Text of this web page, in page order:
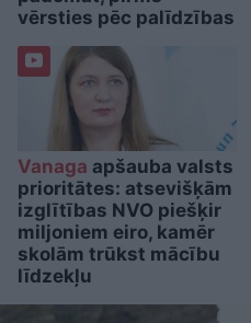
vērsties pēc palīdzības
Vanaga apšauba valsts
prioritātes: atsevišķām
izglītības NVO piešķir
miljoniem eiro, kamēr
skolām trūkst mācību
līdzekļu